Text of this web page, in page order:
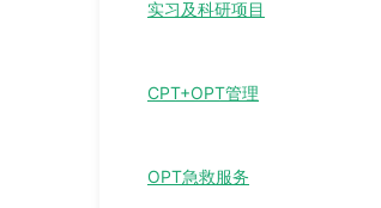
实习及科研项目
CPT+OPT管理
OPT急救服务